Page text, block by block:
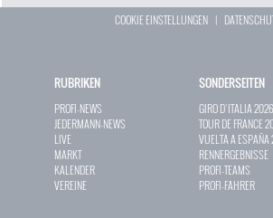
COOKIE EINSTELLUNGEN |
RUBRIKEN
PROFI-NEWS
JEDERMANN-NEWS
LIVE
MARKT
KALENDER
VEREINE
SONDERSEITEN
GIRO D`ITALIA 2026
TOUR DE FRANCE
VUELTA A
RENNERGEBNISSE
PROFI-TEAMS
PROFI-FAHRER